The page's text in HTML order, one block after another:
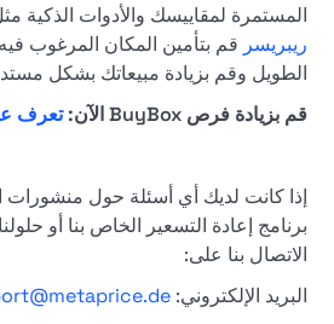
المستمرة لمقاييسك والأدوات الذكية
ريبريسر قم بتأمين المكان المرغوب
الطويل وقم بزيادة مبيعاتك بشكل
قم بزيادة فرص BuyBox الآن:
تعرف
إذا كانت لديك أي أسئلة حول منشورات
برنامج إعادة التسعير الخاص بنا أو
الاتصال بنا على:
البريد الإلكتروني: